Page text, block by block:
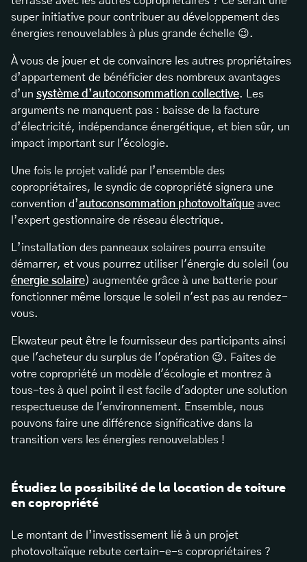
super initiative pour contribuer au développement des
énergies renouvelables à plus grande échelle 😉.
À vous de jouer et de convaincre les autres propriétaires
d’appartement de bénéficier des nombreux avantages
d’un système d’autoconsommation collective. Les
arguments ne manquent pas : baisse de la facture
d’électricité, indépendance énergétique, et bien sûr, un
impact important sur l'écologie.
Une fois le projet validé par l’ensemble des
copropriétaires, le syndic de copropriété signera une
convention d’autoconsommation photovoltaïque avec
l’expert gestionnaire de réseau électrique.
L’installation des panneaux solaires pourra ensuite
démarrer, et vous pourrez utiliser l'énergie du soleil (ou
énergie solaire) augmentée grâce à une batterie pour
fonctionner même lorsque le soleil n'est pas au rendez-
vous.
Ekwateur peut être le fournisseur des participants ainsi
que l'acheteur du surplus de l'opération 😉. Faites de
votre copropriété un modèle d'écologie et montrez à
tous-tes à quel point il est facile d'adopter une solution
respectueuse de l'environnement. Ensemble, nous
pouvons faire une différence significative dans la
transition vers les énergies renouvelables !
Étudiez la possibilité de la location de toiture
en copropriété
Le montant de l’investissement lié à un projet
photovoltaïque rebute certain-e-s copropriétaires ?